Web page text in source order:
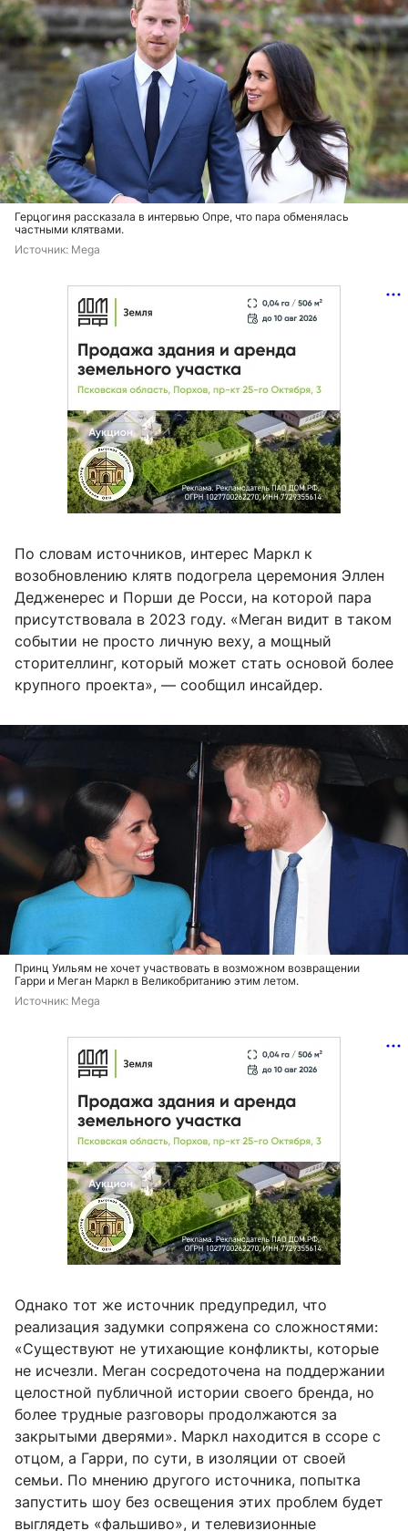
Герцогиня рассказала в интервью Опре, что пара обменялась
частными клятвами.
Источник: Mega
По словам источников, интерес Маркл к
возобновлению клятв подогрела церемония Эллен
Дедженерес и Порши де Росси, на которой пара
присутствовала в 2023 году. «Меган видит в таком
событии не просто личную веху, а мощный
сторителлинг, который может стать основой более
крупного проекта», — сообщил инсайдер.
Принц Уильям не хочет участвовать в возможном возвращении
Гарри и Меган Маркл в Великобританию этим летом.
Источник: Mega
Однако тот же источник предупредил, что
реализация задумки сопряжена со сложностями:
«Существуют не утихающие конфликты, которые
не исчезли. Меган сосредоточена на поддержании
целостной публичной истории своего бренда, но
более трудные разговоры продолжаются за
закрытыми дверями». Маркл находится в ссоре с
отцом, а Гарри, по сути, в изоляции от своей
семьи. По мнению другого источника, попытка
запустить шоу без освещения этих проблем будет
выглядеть «фальшиво», и телевизионные